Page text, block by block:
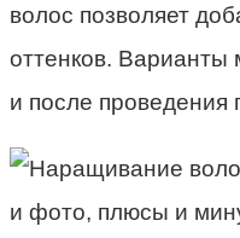
волос позволяет
оттенков.
и после проведения